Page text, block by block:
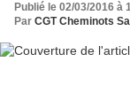
Publié le 02/03/2016 à
Par CGT Cheminots